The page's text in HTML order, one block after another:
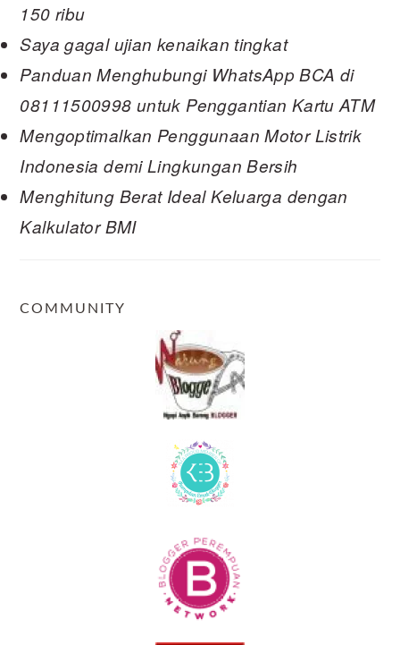
150 ribu
Saya gagal ujian kenaikan tingkat
Panduan Menghubungi WhatsApp BCA di
08111500998 untuk Penggantian Kartu ATM
Mengoptimalkan Penggunaan Motor Listrik
Indonesia demi Lingkungan Bersih
Menghitung Berat Ideal Keluarga dengan
Kalkulator BMI
COMMUNITY